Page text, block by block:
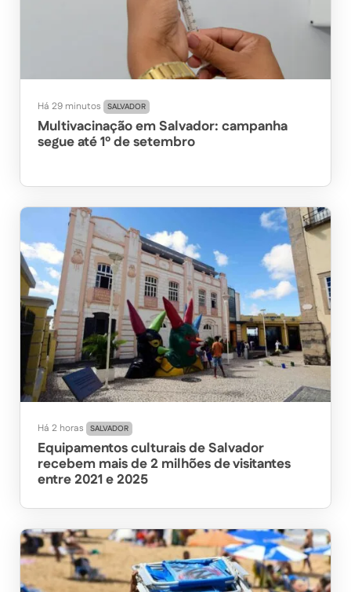
Há 29 minutos SALVADOR
Multivacinação em Salvador: campanha
segue até 1º de setembro
Há 2 horas SALVADOR
Equipamentos culturais de Salvador
recebem mais de 2 milhões de visitantes
entre 2021 e 2025